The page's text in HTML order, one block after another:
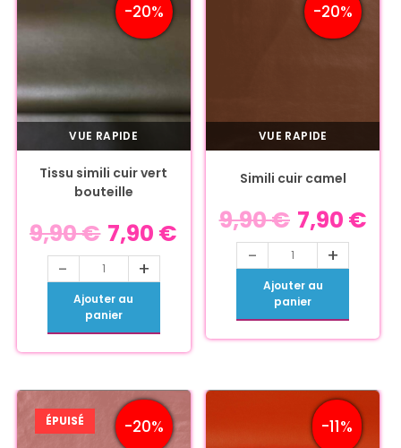
-20%
VUE RAPIDE
Tissu simili cuir vert
bouteille
9,90€ 7,90 €
- +
Ajouter au
panier
-20%
VUE RAPIDE
Simili cuir camel
9,90€ 7,90 €
- +
Ajouter au
panier
-20%
ÉPUISÉ -11%